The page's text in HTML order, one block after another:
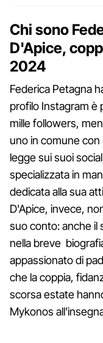
Chi sono
D'Apice,
2024
Federica Petagna
profilo Instagram è
mille followers,
uno in comune
legge sui suoi
specializzata in
dedicata alla sua
D'Apice, invece,
suo conto: anche il
nella breve
appassionato di
che la coppia,
scorsa estate
Mykonos